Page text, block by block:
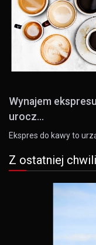
Wynajem
urocz...
Ekspres do kawy to
Z ostatniej chwili